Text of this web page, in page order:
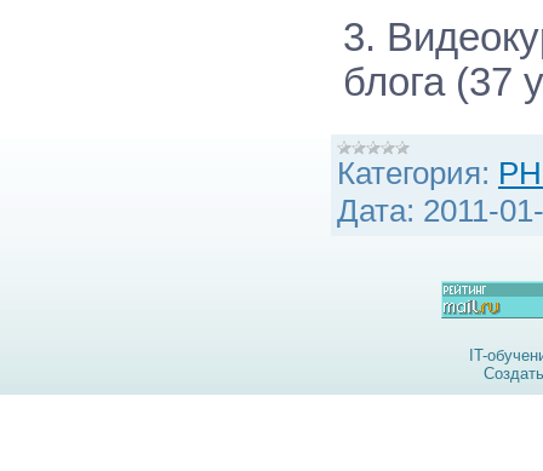
3.
блога (37
Категория:
Дата: 2011-
IT-